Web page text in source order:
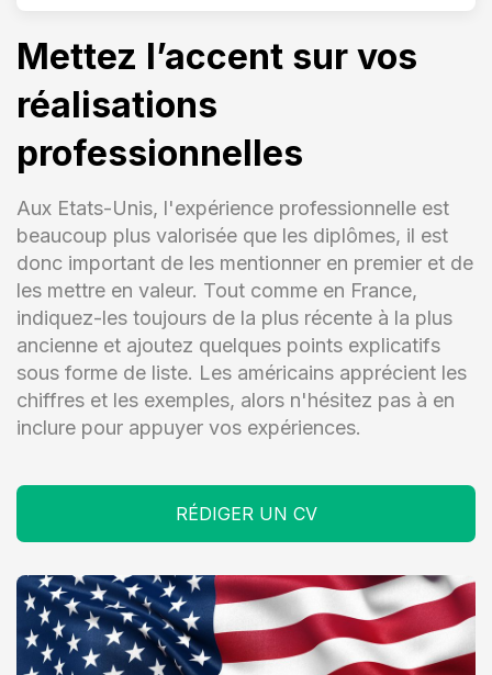
Mettez l’accent sur vos
réalisations
professionnelles
Aux Etats-Unis, l'expérience professionnelle est
beaucoup plus valorisée que les diplômes, il est
donc important de les mentionner en premier et de
les mettre en valeur. Tout comme en France,
indiquez-les toujours de la plus récente à la plus
ancienne et ajoutez quelques points explicatifs
sous forme de liste. Les américains apprécient les
chiffres et les exemples, alors n'hésitez pas à en
inclure pour appuyer vos expériences.
RÉDIGER UN CV